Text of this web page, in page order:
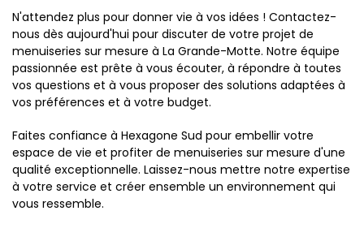
N'attendez plus pour donner vie à vos idées ! Contactez-
nous dès aujourd'hui pour discuter de votre projet de
menuiseries sur mesure à La Grande-Motte. Notre équipe
passionnée est prête à vous écouter, à répondre à toutes
vos questions et à vous proposer des solutions adaptées à
vos préférences et à votre budget.
Faites confiance à Hexagone Sud pour embellir votre
espace de vie et profiter de menuiseries sur mesure d'une
qualité exceptionnelle. Laissez-nous mettre notre expertise
à votre service et créer ensemble un environnement qui
vous ressemble.